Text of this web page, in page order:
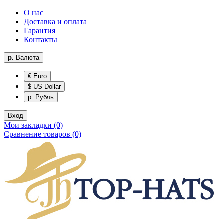
О нас
Доставка и оплата
Гарантия
Контакты
р. Валюта
€ Euro
$ US Dollar
р. Рубль
Вход
Мои закладки (0)
Сравнение товаров (0)